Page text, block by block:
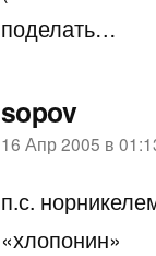
поделать…
sopov
пишет:
16 Апр 2005 в
п.с.
«хлопонин»